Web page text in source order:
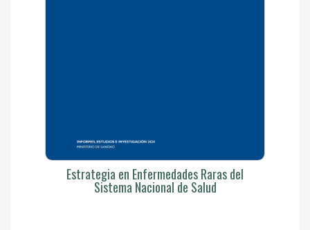
Estrategia en Enfermedades Raras del
Sistema Nacional de Salud